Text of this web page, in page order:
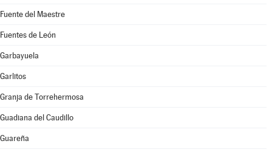
Fuente del Maestre
Fuentes de León
Garbayuela
Garlitos
Granja de Torrehermosa
Guadiana del Caudillo
Guareña